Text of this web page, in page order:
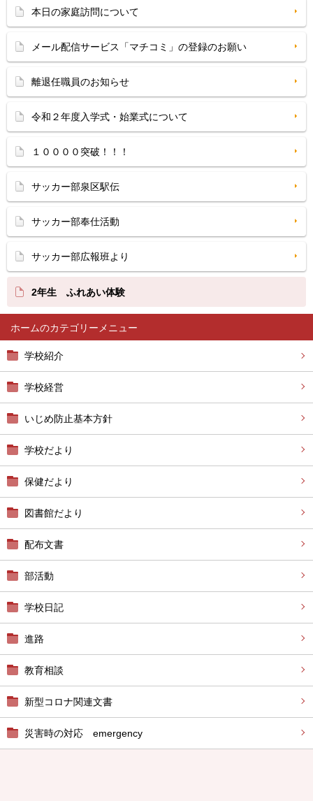
ホーム
学校紹介
学校経営
いじめ防止基本方針
学校だより
保健だより
図書館だより
配布文書
部活動
学校日記
進路
教育相談
新型コロナ関連文書
災害時の対応 emergency
本日の家庭訪問について
メール配信サービス「マチコミ」の登録のお願い
離退任職員のお知らせ
令和２年度入学式・始業式について
１００００突破！！！
サッカー部泉区駅伝
サッカー部奉仕活動
サッカー部広報班より
2年生 ふれあい体験